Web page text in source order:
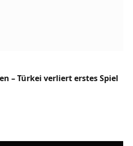
– Türkei verliert erstes Spiel